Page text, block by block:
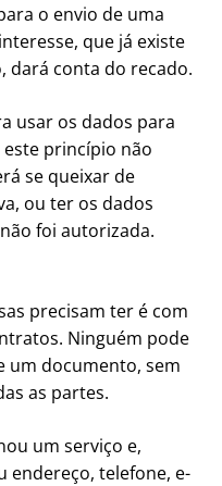
o envio de uma
que já existe
dará conta do recado.
usar os dados para
princípio não
se queixar de
ou ter os dados
foi autorizada.
precisam ter é com
Ninguém pode
um documento, sem
as partes.
um serviço e,
endereço, telefone, e-